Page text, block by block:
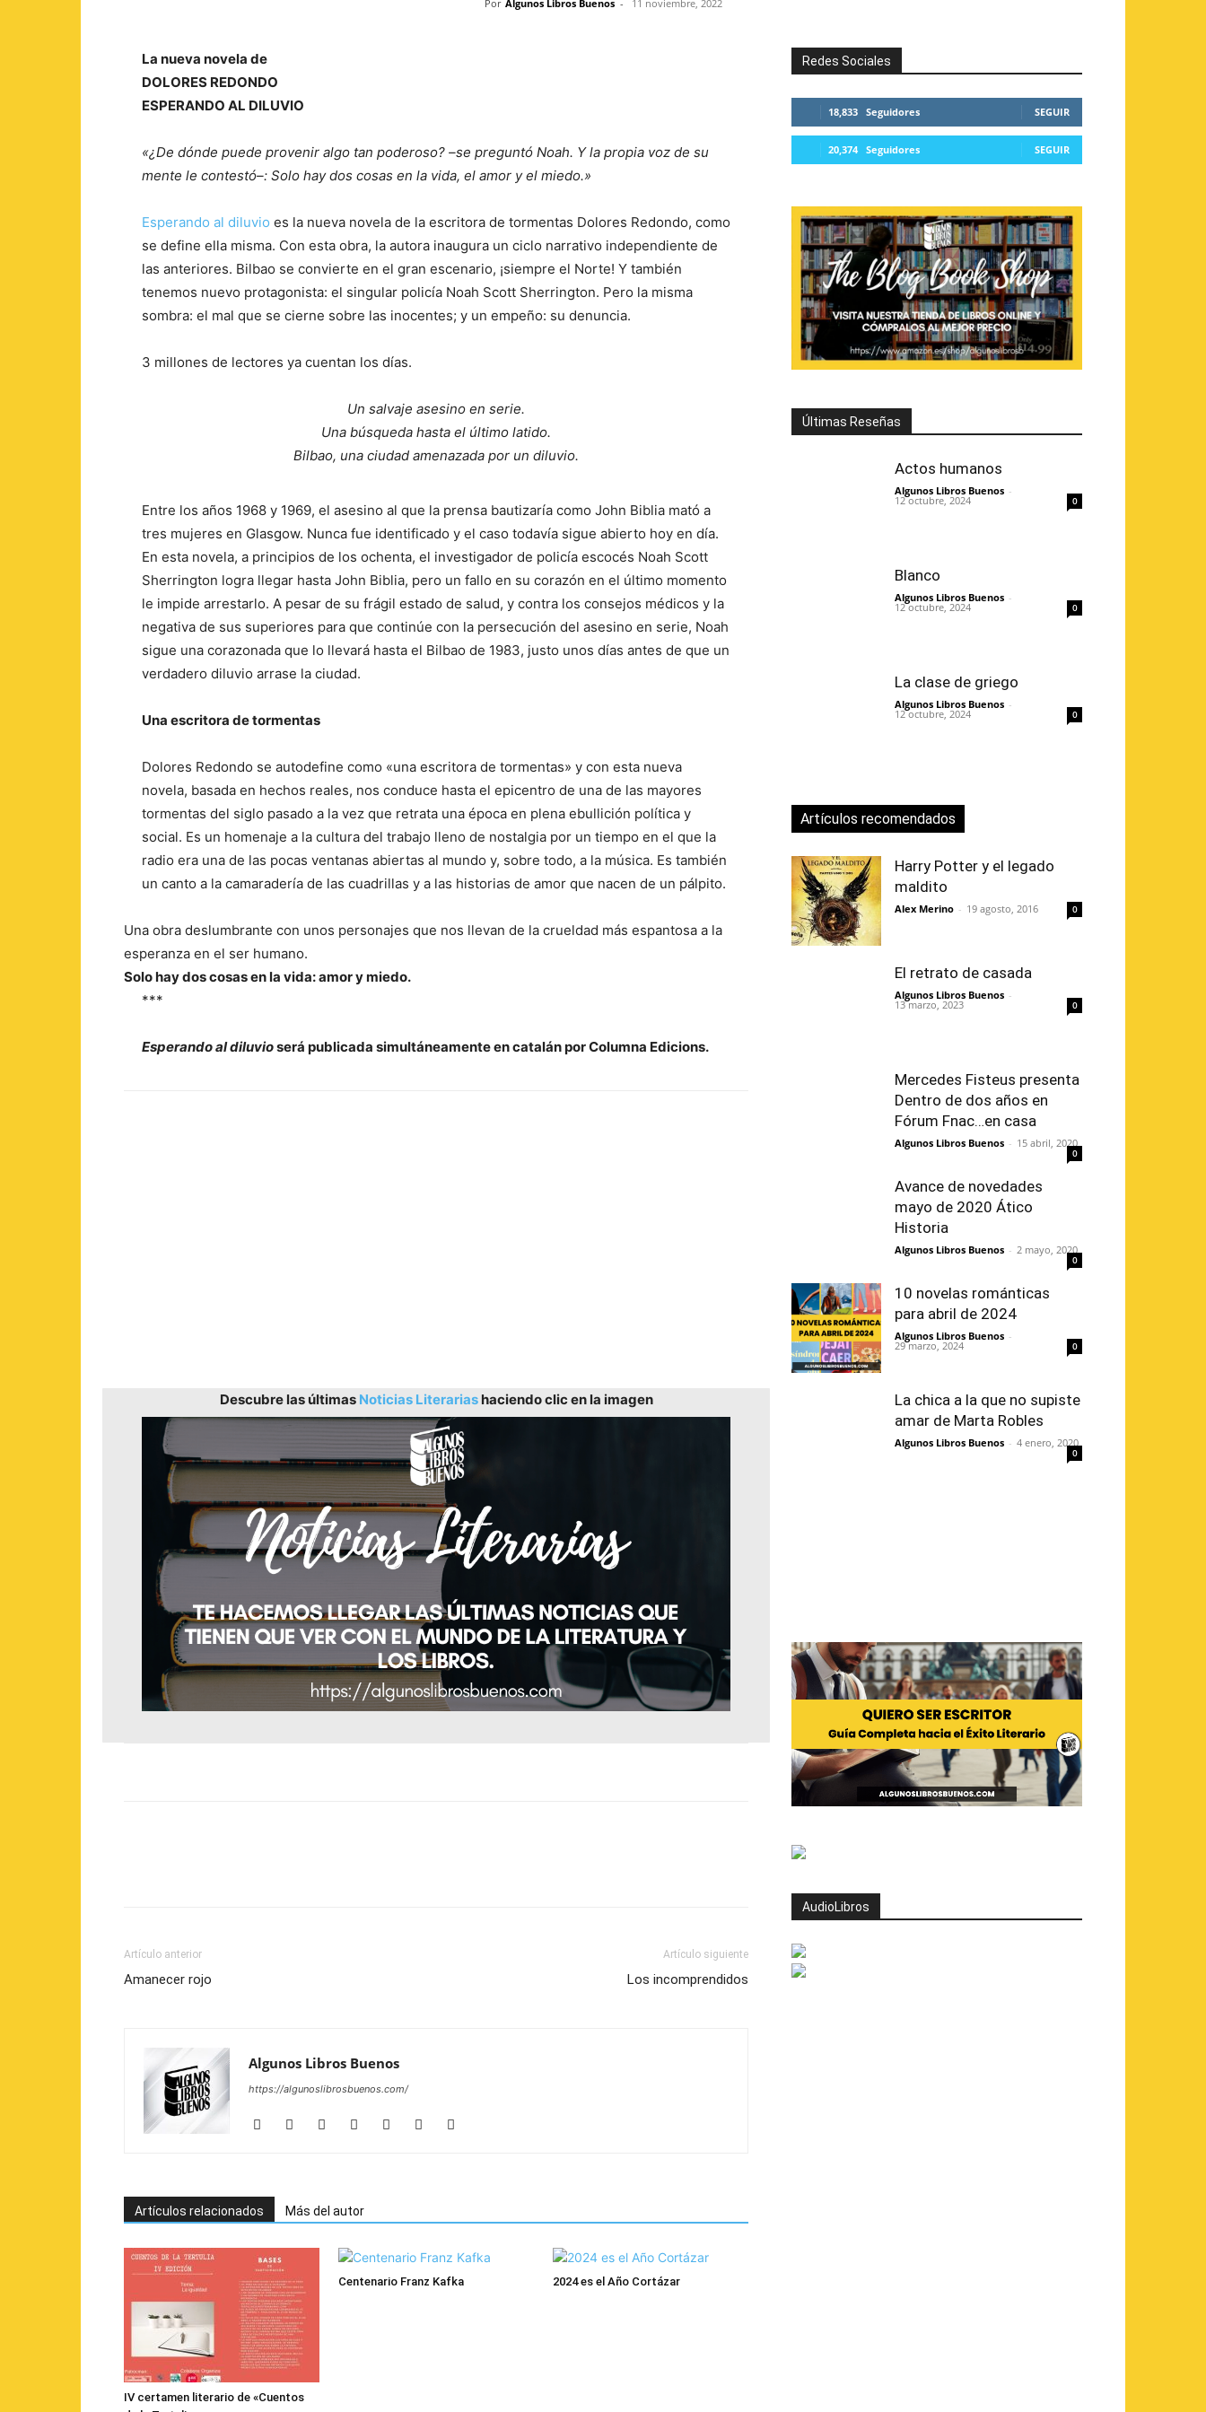
Por Algunos Libros Buenos - 11 noviembre, 2022
La nueva novela de
DOLORES REDONDO
ESPERANDO AL DILUVIO
«¿De dónde puede provenir algo tan poderoso? –se preguntó Noah. Y la propia voz de su
mente le contestó–: Solo hay dos cosas en la vida, el amor y el miedo.»
Esperando al diluvio es la nueva novela de la escritora de tormentas Dolores Redondo, como
se define ella misma. Con esta obra, la autora inaugura un ciclo narrativo independiente de
las anteriores. Bilbao se convierte en el gran escenario, ¡siempre el Norte! Y también
tenemos nuevo protagonista: el singular policía Noah Scott Sherrington. Pero la misma
sombra: el mal que se cierne sobre las inocentes; y un empeño: su denuncia.
3 millones de lectores ya cuentan los días.
Un salvaje asesino en serie.
Una búsqueda hasta el último latido.
Bilbao, una ciudad amenazada por un diluvio.
Entre los años 1968 y 1969, el asesino al que la prensa bautizaría como John Biblia mató a
tres mujeres en Glasgow. Nunca fue identificado y el caso todavía sigue abierto hoy en día.
En esta novela, a principios de los ochenta, el investigador de policía escocés Noah Scott
Sherrington logra llegar hasta John Biblia, pero un fallo en su corazón en el último momento
le impide arrestarlo. A pesar de su frágil estado de salud, y contra los consejos médicos y la
negativa de sus superiores para que continúe con la persecución del asesino en serie, Noah
sigue una corazonada que lo llevará hasta el Bilbao de 1983, justo unos días antes de que un
verdadero diluvio arrase la ciudad.
Una escritora de tormentas
Dolores Redondo se autodefine como «una escritora de tormentas» y con esta nueva
novela, basada en hechos reales, nos conduce hasta el epicentro de una de las mayores
tormentas del siglo pasado a la vez que retrata una época en plena ebullición política y
social. Es un homenaje a la cultura del trabajo lleno de nostalgia por un tiempo en el que la
radio era una de las pocas ventanas abiertas al mundo y, sobre todo, a la música. Es también
un canto a la camaradería de las cuadrillas y a las historias de amor que nacen de un pálpito.
Una obra deslumbrante con unos personajes que nos llevan de la crueldad más espantosa a la
esperanza en el ser humano.
Solo hay dos cosas en la vida: amor y miedo.
***
Esperando al diluvioserá publicada simultáneamente en catalán por Columna Edicions.
Descubre las últimas Noticias Literariashaciendo clic en la imagen
Artículo anterior
Amanecer rojo
Artículo siguiente
Los incomprendidos
Algunos Libros Buenos
https://algunoslibrosbuenos.com/
Artículos relacionados Más del autor
IV certamen literario de «Cuentos
Centenario Franz Kafka 2024 es el Año Cortázar
Redes Sociales
18,833 Seguidores SEGUIR
20,374 Seguidores SEGUIR
Últimas Reseñas
Actos humanos
Algunos Libros Buenos -
12 octubre, 2024 0
Blanco
Algunos Libros Buenos -
12 octubre, 2024 0
La clase de griego
Algunos Libros Buenos -
12 octubre, 2024 0
Artículos recomendados
Harry Potter y el legado
maldito
Alex Merino - 19 agosto, 2016 0
El retrato de casada
Algunos Libros Buenos -
13 marzo, 2023 0
Mercedes Fisteus presenta
Dentro de dos años en
Fórum Fnac…en casa
Algunos Libros Buenos - 15 abril, 2020
0
Avance de novedades
mayo de 2020 Ático
Historia
Algunos Libros Buenos - 2 mayo, 2020
0
10 novelas románticas
para abril de 2024
Algunos Libros Buenos -
29 marzo, 2024 0
La chica a la que no supiste
amar de Marta Robles
Algunos Libros Buenos - 4 enero, 2020
0
AudioLibros